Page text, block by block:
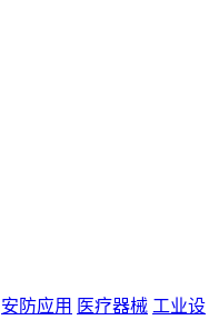
安防应用 医疗器械 工业设